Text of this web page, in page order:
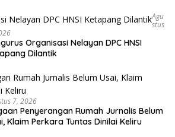
Agu
Stus
Organisasi Nelayan DPC HNSI
Dilantik
7, 2026
Penyerangan Rumah Jurnalis Belum
Klaim Perkara Tuntas Dinilai Keliru